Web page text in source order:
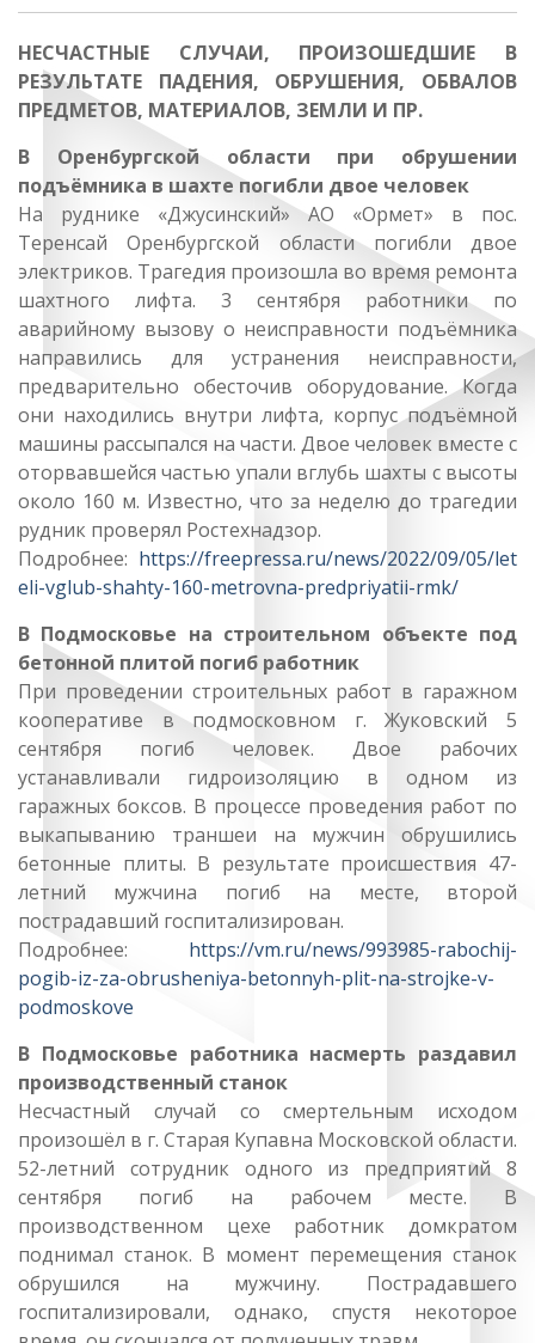
НЕСЧАСТНЫЕ СЛУЧАИ, ПРОИЗОШЕДШИЕ В
РЕЗУЛЬТАТЕ ПАДЕНИЯ, ОБРУШЕНИЯ, ОБВАЛОВ
ПРЕДМЕТОВ, МАТЕРИАЛОВ, ЗЕМЛИ И ПР.
В Оренбургской области при обрушении
подъёмника в шахте погибли двое человек
На руднике «Джусинский» АО «Ормет» в пос.
Теренсай Оренбургской области погибли двое
электриков. Трагедия произошла во время ремонта
шахтного лифта. 3 сентября работники по
аварийному вызову о неисправности подъёмника
направились для устранения неисправности,
предварительно обесточив оборудование. Когда
они находились внутри лифта, корпус подъёмной
машины рассыпался на части. Двое человек вместе с
оторвавшейся частью упали вглубь шахты с высоты
около 160 м. Известно, что за неделю до трагедии
рудник проверял Ростехнадзор.
Подробнее: https://freepressa.ru/news/2022/09/05/let
eli-vglub-shahty-160-metrovna-predpriyatii-rmk/
В Подмосковье на строительном объекте под
бетонной плитой погиб работник
При проведении строительных работ в гаражном
кооперативе в подмосковном г. Жуковский 5
сентября погиб человек. Двое рабочих
устанавливали гидроизоляцию в одном из
гаражных боксов. В процессе проведения работ по
выкапыванию траншеи на мужчин обрушились
бетонные плиты. В результате происшествия 47-
летний мужчина погиб на месте, второй
пострадавший госпитализирован.
Подробнее: https://vm.ru/news/993985-rabochij-
pogib-iz-za-obrusheniya-betonnyh-plit-na-strojke-v-
podmoskove
В Подмосковье работника насмерть раздавил
производственный станок
Несчастный случай со смертельным исходом
произошёл в г. Старая Купавна Московской области.
52-летний сотрудник одного из предприятий 8
сентября погиб на рабочем месте. В
производственном цехе работник домкратом
поднимал станок. В момент перемещения станок
обрушился на мужчину. Пострадавшего
госпитализировали, однако, спустя некоторое